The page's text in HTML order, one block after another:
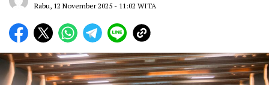
Rabu, 12 November 2025 - 11:02 WITA